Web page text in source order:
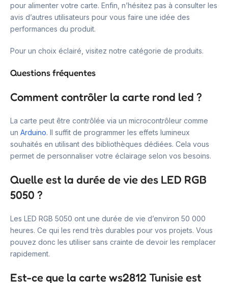
pour alimenter votre carte. Enfin, n’hésitez pas à consulter les
avis d’autres utilisateurs pour vous faire une idée des
performances du produit.
Pour un choix éclairé, visitez notre catégorie de produits.
Questions fréquentes
Comment contrôler la carte rond led ?
La carte peut être contrôlée via un microcontrôleur comme
un Arduino. Il suffit de programmer les effets lumineux
souhaités en utilisant des bibliothèques dédiées. Cela vous
permet de personnaliser votre éclairage selon vos besoins.
Quelle est la durée de vie des LED RGB
5050 ?
Les LED RGB 5050 ont une durée de vie d’environ 50 000
heures. Ce qui les rend très durables pour vos projets. Vous
pouvez donc les utiliser sans crainte de devoir les remplacer
rapidement.
Est-ce que la carte ws2812 Tunisie est